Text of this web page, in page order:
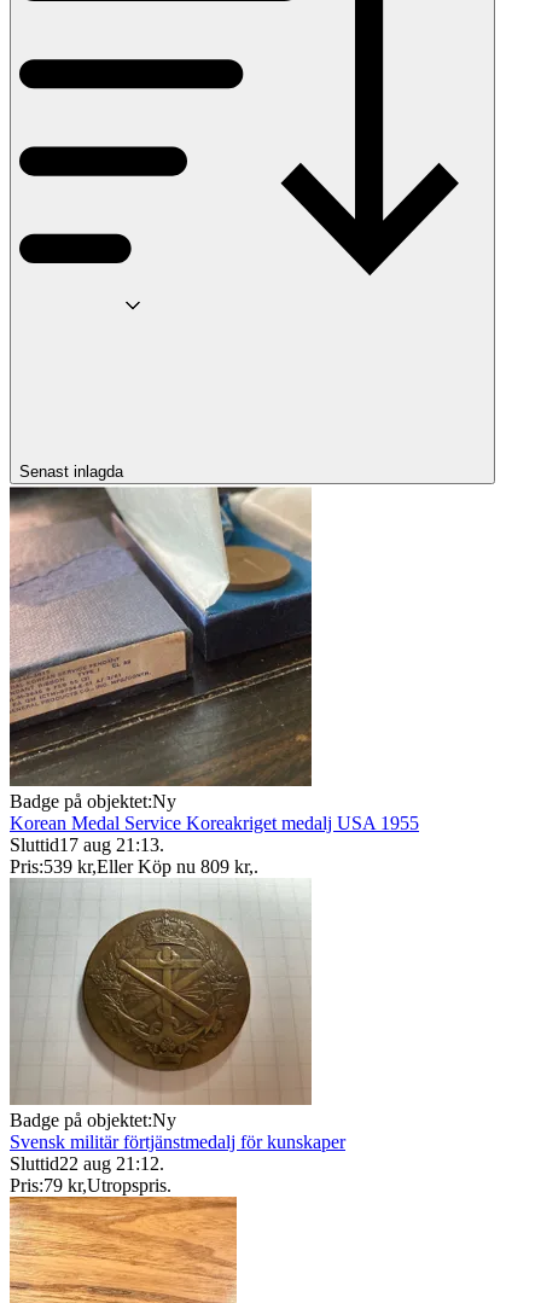
Senast inlagda
Badge på objektet:Ny
Korean Medal Service Koreakriget medalj USA 1955
Sluttid17 aug 21:13.
Pris:539 kr,Eller Köp nu 809 kr,.
Badge på objektet:Ny
Svensk militär förtjänstmedalj för kunskaper
Sluttid22 aug 21:12.
Pris:79 kr,Utropspris.